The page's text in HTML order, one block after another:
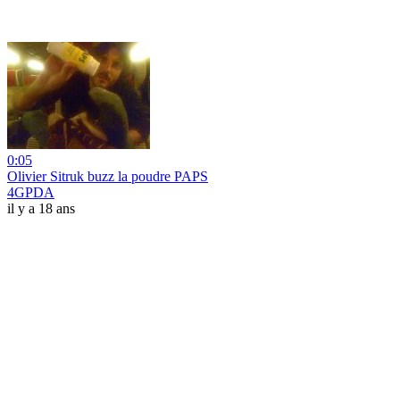
0:05
Olivier Sitruk buzz la poudre PAPS
4GPDA
il y a 18 ans